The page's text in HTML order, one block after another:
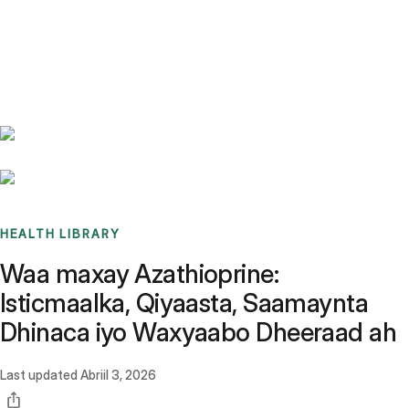
HEALTH LIBRARY
Waa maxay Azathioprine:
Isticmaalka, Qiyaasta, Saamaynta
Dhinaca iyo Waxyaabo Dheeraad ah
Last updated Abriil 3, 2026